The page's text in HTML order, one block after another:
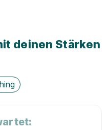
deinen Stärken